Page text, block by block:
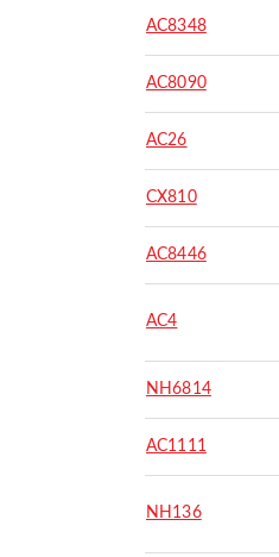
AC8348
AC8090
AC26
CX810
AC8446
AC4
NH6814
AC1111
NH136